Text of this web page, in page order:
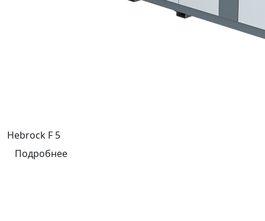
Hebrock F 5
Подробнее